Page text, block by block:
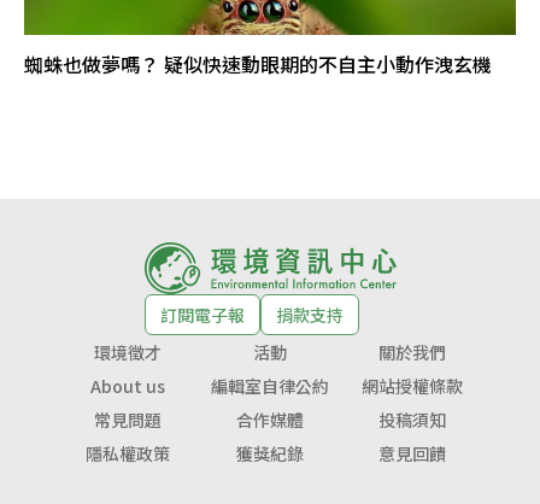
蜘蛛也做夢嗎？ 疑似快速動眼期的不自主小動作洩玄機
訂閱電子報
捐款支持
環境徵才
活動
關於我們
About us
編輯室自律公約
網站授權條款
常見問題
合作媒體
投稿須知
隱私權政策
獲獎紀錄 意見回饋